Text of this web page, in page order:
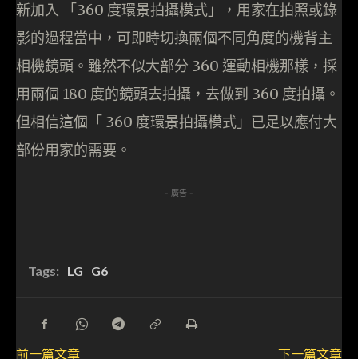
新加入 「360 度環景拍攝模式」，用家在拍照或錄
影的過程當中，可即時切換兩個不同角度的機背主
相機鏡頭。雖然不似大部分 360 運動相機那樣，採
用兩個 180 度的鏡頭去拍攝，去做到 360 度拍攝。
但相信這個「 360 度環景拍攝模式」已足以應付大
部份用家的需要。
- 廣告 -
Tags: LG G6
前一篇文章
下一篇文章